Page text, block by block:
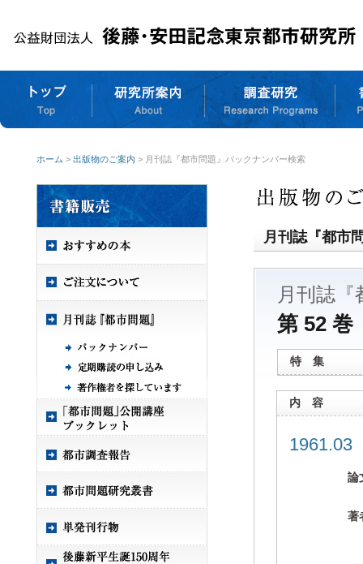
ホーム > 出版物のご案内 > 月刊誌『都市問題』バックナンバー検索
月刊誌『都市
月刊誌『
第 52
特 集
内 容
論
著